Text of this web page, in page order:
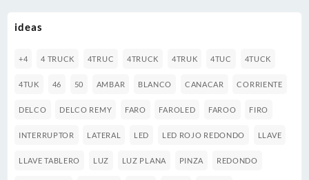
ideas
+4 4 TRUCK 4TRUC 4TRUCK 4TRUK 4TUC 4TUCK
4TUK 46 50 AMBAR BLANCO CANACAR CORRIENTE
DELCO DELCO REMY FARO FAROLED FAROO FIRO
INTERRUPTOR LATERAL LED LED ROJO REDONDO LLAVE
LLAVE TABLERO LUZ LUZ PLANA PINZA REDONDO